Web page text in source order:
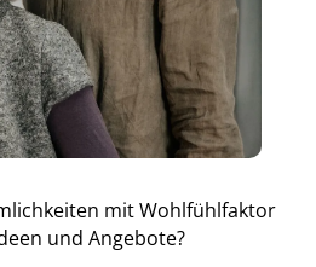
mit Wohlfühlfaktor
und Angebote?